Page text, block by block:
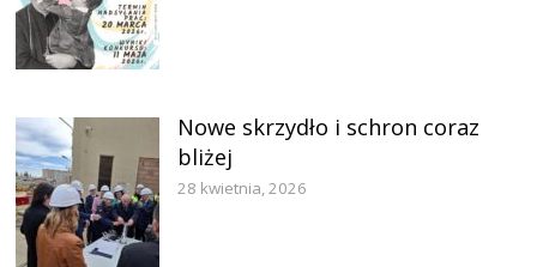
Nowe skrzydło i schron coraz
bliżej
28 kwietnia, 2026